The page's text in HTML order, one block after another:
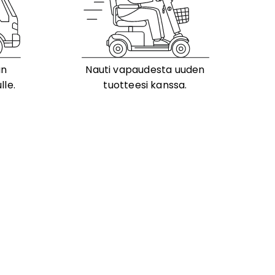
Nauti vapaudesta uuden
tuotteesi kanssa.